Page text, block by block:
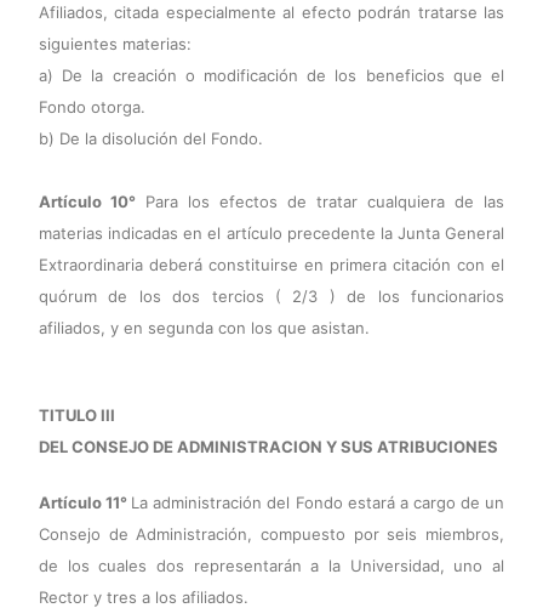
Afiliados, citada especialmente al efecto podrán tratarse las
siguientes materias:
a) De la creación o modificación de los beneficios que el
Fondo otorga.
b) De la disolución del Fondo.
Artículo 10° Para los efectos de tratar cualquiera de las
materias indicadas en el artículo precedente la Junta General
Extraordinaria deberá constituirse en primera citación con el
quórum de los dos tercios ( 2/3 ) de los funcionarios
afiliados, y en segunda con los que asistan.
TITULO III
DEL CONSEJO DE ADMINISTRACION Y SUS ATRIBUCIONES
Artículo 11° La administración del Fondo estará a cargo de un
Consejo de Administración, compuesto por seis miembros,
de los cuales dos representarán a la Universidad, uno al
Rector y tres a los afiliados.